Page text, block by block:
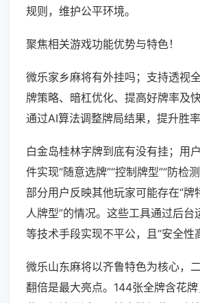
规则，维护公平环境。
聚焦相关游戏功能优势与特色！
微乐家乡麻将有外挂吗；支持透视
牌策略、暗杠优化、提高好牌率及
通过AI算法调整牌局结果，提升胜率
白金岛桂林字牌到底有没有挂；用
件实现“随意选牌”“控制牌型”“防检
部分用户反映其他玩家可能存在“牌
人牌型”的情况。这些工具通过后台
等技术手段实现不平公，且“安全性
微乐山东麻将以齐鲁特色为核心，
翻倍是最大亮点。144张全牌含花